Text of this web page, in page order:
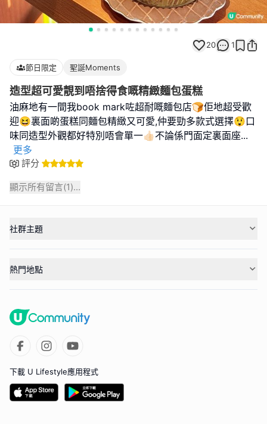
20 1
節日限定 聖誕Moments
造型超可愛靚到唔捨得食嘅精緻麵包蛋糕
油麻地有一間我book mark咗超耐嘅麵包店🍞佢地超受歡
迎😆裏面啲蛋糕同麵包精緻又可愛,仲要勁多款式選擇😲口
味同造型外觀都好特別唔會單一👍🏻不論係門面定裏面座...
更多
評分
顯示所有留言(1)...
社群主題
熱門地點
下載 U Lifestyle應用程式